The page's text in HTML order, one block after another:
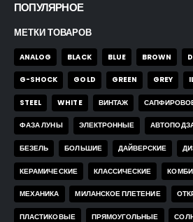
ПОПУЛЯРНОЕ
МЕТКИ ТОВАРОВ
ANALOG BLACK BLUE BROWN
G-SHOCK GOLD GREEN GREY
STEEL WHITE ВИНТАЖ
ФАЗА ЛУНЫ ЭЛЕКТРОННЫЕ
БЕЗЕЛЬ БОЛЬШИЕ ДАЙВЕРСКИЕ
КЕРАМИЧЕСКИЕ КЛАССИЧЕСКИЕ КОМБИ
МЕХАНИКА МИЛАНСКОЕ ПЛЕТЕНИЕ
ПЛАСТИКОВЫЕ ПРЯМОУГОЛЬНЫЕ